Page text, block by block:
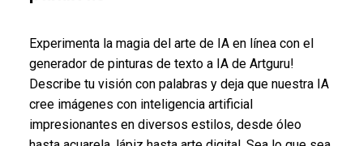
Experimenta la magia del arte de IA en línea con el
generador de pinturas de texto a IA de Artguru!
Describe tu visión con palabras y deja que nuestra IA
cree imágenes con inteligencia artificial
impresionantes en diversos estilos, desde óleo